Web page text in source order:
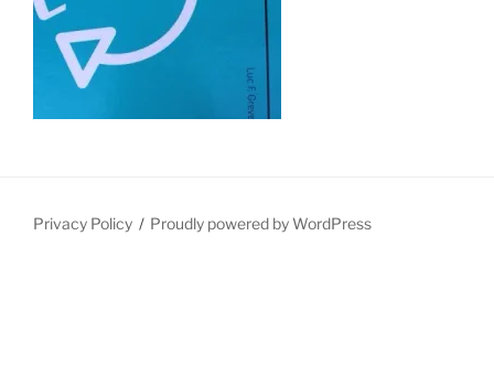
Privacy Policy Proudly powered by WordPress